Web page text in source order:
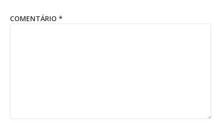
COMENTÁRIO *